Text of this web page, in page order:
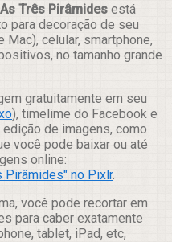
As Três Pirâmides está
para decoração de seu
celular, smartphone,
no tamanho grande
gratuitamente em seu
), timelime do Facebook e
de imagens, como
você pode baixar ou até
online:
Pirâmides" no Pixlr.
você pode recortar em
para caber exatamente
tablet, iPad, etc,